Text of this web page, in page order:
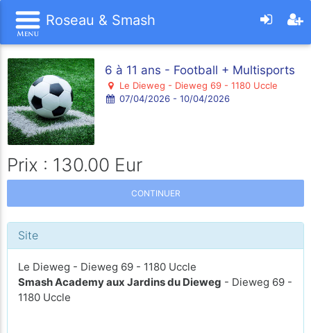
Roseau & Smash
6 à 11 ans - Football + Multisports
Le Dieweg - Dieweg 69 - 1180 Uccle
07/04/2026 - 10/04/2026
Prix : 130.00 Eur
CONTINUER
Site
Le Dieweg - Dieweg 69 - 1180 Uccle
Smash Academy aux Jardins du Dieweg - Dieweg 69 -
1180 Uccle